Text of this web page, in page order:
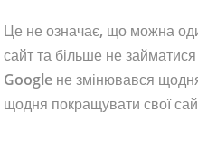
Це не означає, що можна
сайт та більше не
Google не змінювався
щодня покращувати свої